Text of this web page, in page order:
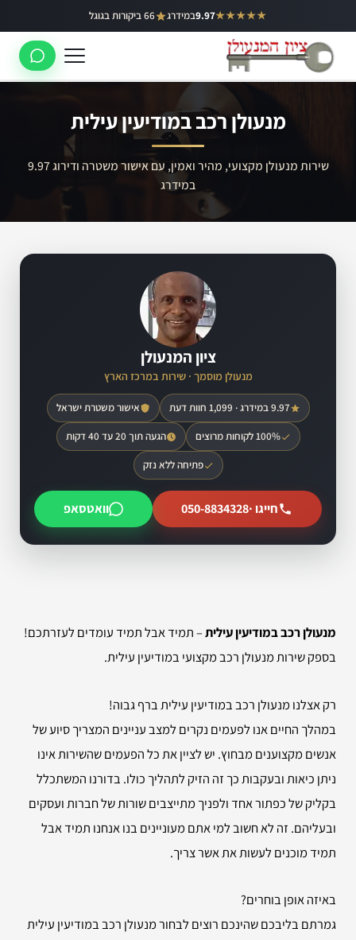
לתוכן
★★★★★
9.97במידרג 66 ביקורות בגוגל באר יעקב
ראשון לציון
לוד
רמלה
מנעולן רכב במודיעין עילית
שירות מנעולן מקצועי, מהיר ואמין, עם אישור משטרה ודירוג 9.97
במידרג
ציון המנעולן
מנעולן מוסמך · שירות במרכז הארץ
9.97 במידרג · 1,099 חוות דעת אישור משטרת ישראל
100% לקוחות מרוצים הגעה תוך 20 עד 40 דקות
פתיחה ללא נזק
חייגו ·050-8834328 וואטסאפ
מנעולן רכב במודיעין עילית– תמיד אבל תמיד עומדים לעזרתכם!
בספק שירות מנעולן רכב מקצועי במודיעין עילית.
רק אצלנו מנעולן רכב במודיעין עילית ברף גבוה!
במהלך החיים אנו לפעמים נקרים למצב עניינים המצריך סיוע של
אנשים מקצוענים מבחוץ. יש לציין את כל הפעמים שהשירות אינו
ניתן כיאות ובעקבות כך זה הזיק לתהליך כולו. בדורנו המשתכלל
בקליק של כפתור אחד ולפניך מתייצבים שורות של חברות ועסקים
ובעליהם. זה לא חשוב למי אתם מעוניינים בנו אנחנו תמיד אבל
תמיד מוכנים לעשות את אשר צריך.
באיזה אופן בוחרים?
גמרתם בליבכם שהינכם רוצים לבחור מנעולן רכב במודיעין עילית